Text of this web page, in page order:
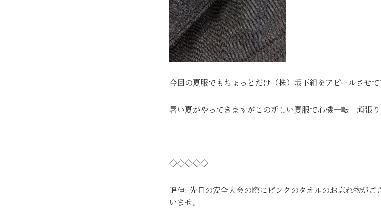
今回の夏服でもちょっとだけ（株）坂下組をアピールさせて
暑い夏がやってきますがこの新しい夏服で心機一転 頑張り
◇◇◇◇◇
追伸: 先日の安全大会の際にピンクのタオルのお忘れ物が
いませ。